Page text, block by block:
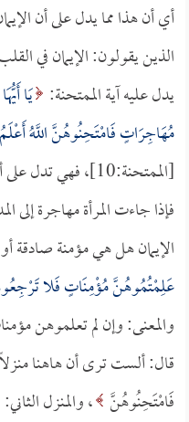
أي أن هذا مما يدل على أن
الذين يقولون: الإيمان في
يدل عليه آية الممتحنة: يَا
مُهَاجِرَاتٍ فَامْتَحِنُوهُنَّ اللَّهُ
[الممتحنة:10]،
فإذا جاءت المرأة مهاجرة إلى
الإيمان هل هي مؤمنة صادقة
عَلِمْتُمُوهُنَّ مُؤْمِنَاتٍ فَلا
والمعنى: وإن لم تعلموهن
قال: ألست ترى أن هاهنا
فَامْتَحِنُوهُنَّ ، والمنزل الثاني: